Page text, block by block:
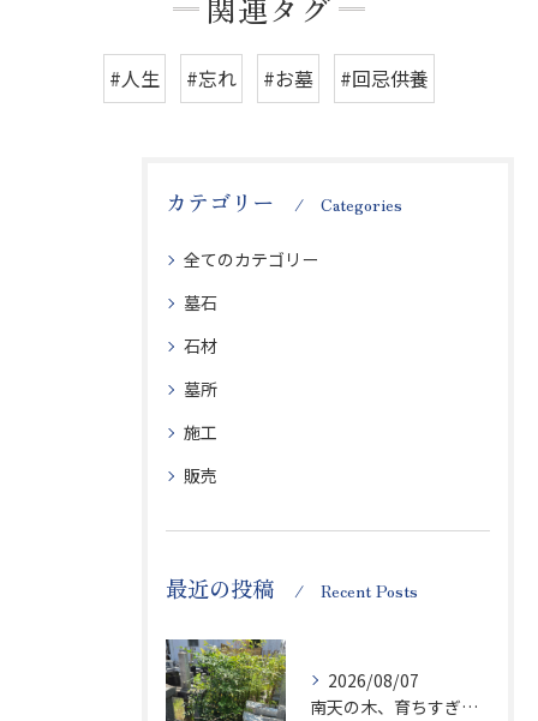
関連タグ
#人生 #忘れ #お墓 #回忌供養
カテゴリー Categories
全てのカテゴリー
墓石
石材
墓所
施工
販売
最近の投稿 Recent Posts
2026/08/07
南天の木、育ちすぎます…笑